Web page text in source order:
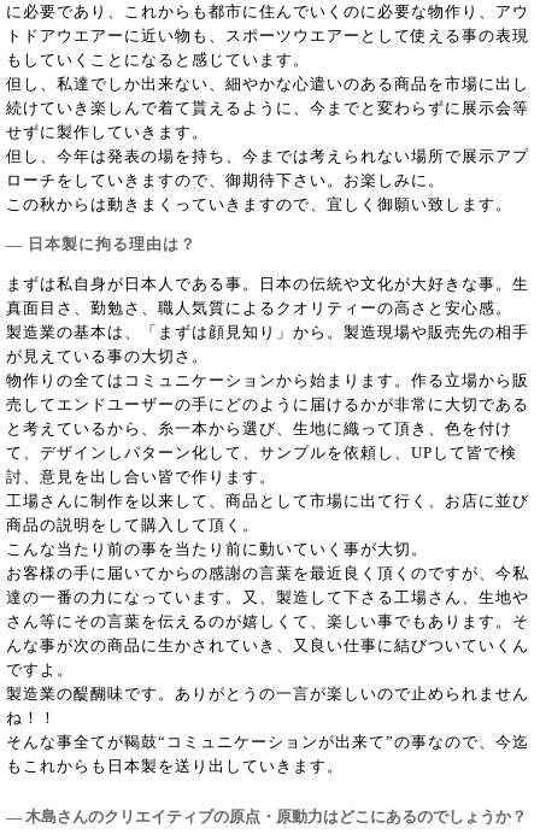
に必要であり、これからも都市に住んでいくのに必要な物作り、アウ
トドアウエアーに近い物も、スポーツウエアーとして使える事の表現
もしていくことになると感じています。
但し、私達でしか出来ない、細やかな心遣いのある商品を市場に出し
続けていき楽しんで着て貰えるように、今までと変わらずに展示会等
せずに製作していきます。
但し、今年は発表の場を持ち、今までは考えられない場所で展示アプ
ローチをしていきますので、御期待下さい。お楽しみに。
この秋からは動きまくっていきますので、宜しく御願い致します。
― 日本製に拘る理由は？
まずは私自身が日本人である事。日本の伝統や文化が大好きな事。生
真面目さ、勤勉さ、職人気質によるクオリティーの高さと安心感。
製造業の基本は、「まずは顔見知り」から。製造現場や販売先の相手
が見えている事の大切さ。
物作りの全てはコミュニケーションから始まります。作る立場から販
売してエンドユーザーの手にどのように届けるかが非常に大切である
と考えているから、糸一本から選び、生地に織って頂き、色を付け
て、デザインしパターン化して、サンプルを依頼し、UPして皆で検
討、意見を出し合い皆で作ります。
工場さんに制作を以来して、商品として市場に出て行く、お店に並び
商品の説明をして購入して頂く。
こんな当たり前の事を当たり前に動いていく事が大切。
お客様の手に届いてからの感謝の言葉を最近良く頂くのですが、今私
達の一番の力になっています。又、製造して下さる工場さん、生地や
さん等にその言葉を伝えるのが嬉しくて、楽しい事でもあります。そ
んな事が次の商品に生かされていき、又良い仕事に結びついていくん
ですよ。
製造業の醍醐味です。ありがとうの一言が楽しいので止められません
ね！！
そんな事全てが鞨鼓“コミュニケーションが出来て”の事なので、今迄
もこれからも日本製を送り出していきます。
― 木島さんのクリエイティブの原点・原動力はどこにあるのでしょうか？